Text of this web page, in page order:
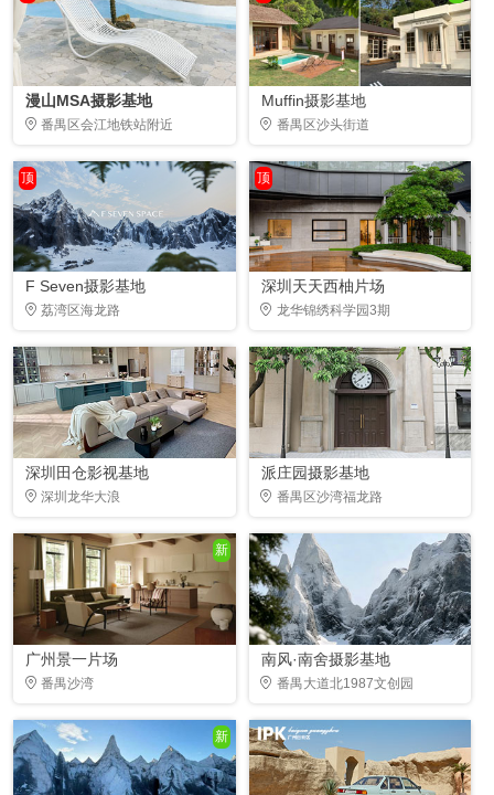
漫山MSA摄影基地
番禺区会江地铁站附近
Muffin摄影基地
番禺区沙头街道
顶
F Seven摄影基地
荔湾区海龙路
顶
深圳天天西柚片场
龙华锦绣科学园3期
深圳田仓影视基地
深圳龙华大浪
派庄园摄影基地
番禺区沙湾福龙路
新
广州景一片场
番禺沙湾
南风·南舍摄影基地
番禺大道北1987文创园
新